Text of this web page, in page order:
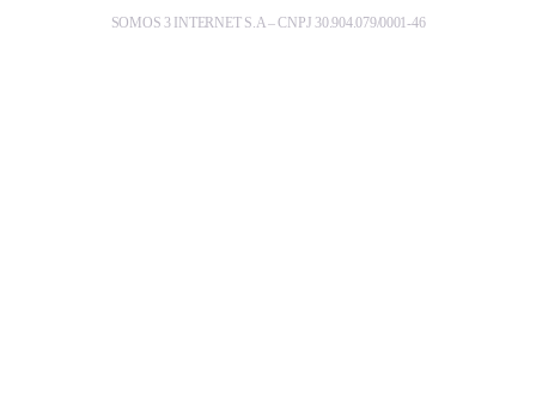
SOMOS 3 INTERNET S.A – CNPJ 30.904.079/0001-46